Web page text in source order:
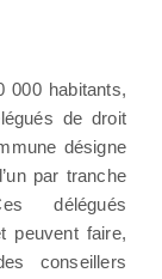
000 habitants,
de droit
désigne
par tranche
délégués
peuvent faire,
conseillers